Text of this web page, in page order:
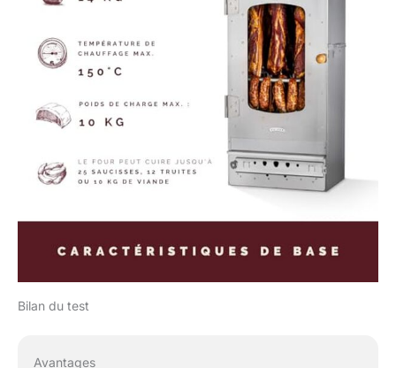
universel, 2 grilles
droites et 1 grille
ondulée (adaptée aux
poissons) ainsi que 5
crochets à viande, 5
crochets à poisson, un
thermomètre fiable, un
bac de récupération de
la graisse de la viande
et un paquet de 500 g
de copeaux de bois de
DESCRIPTION DU
DU FUMOIR – Vous
Bilan du test
Avantages